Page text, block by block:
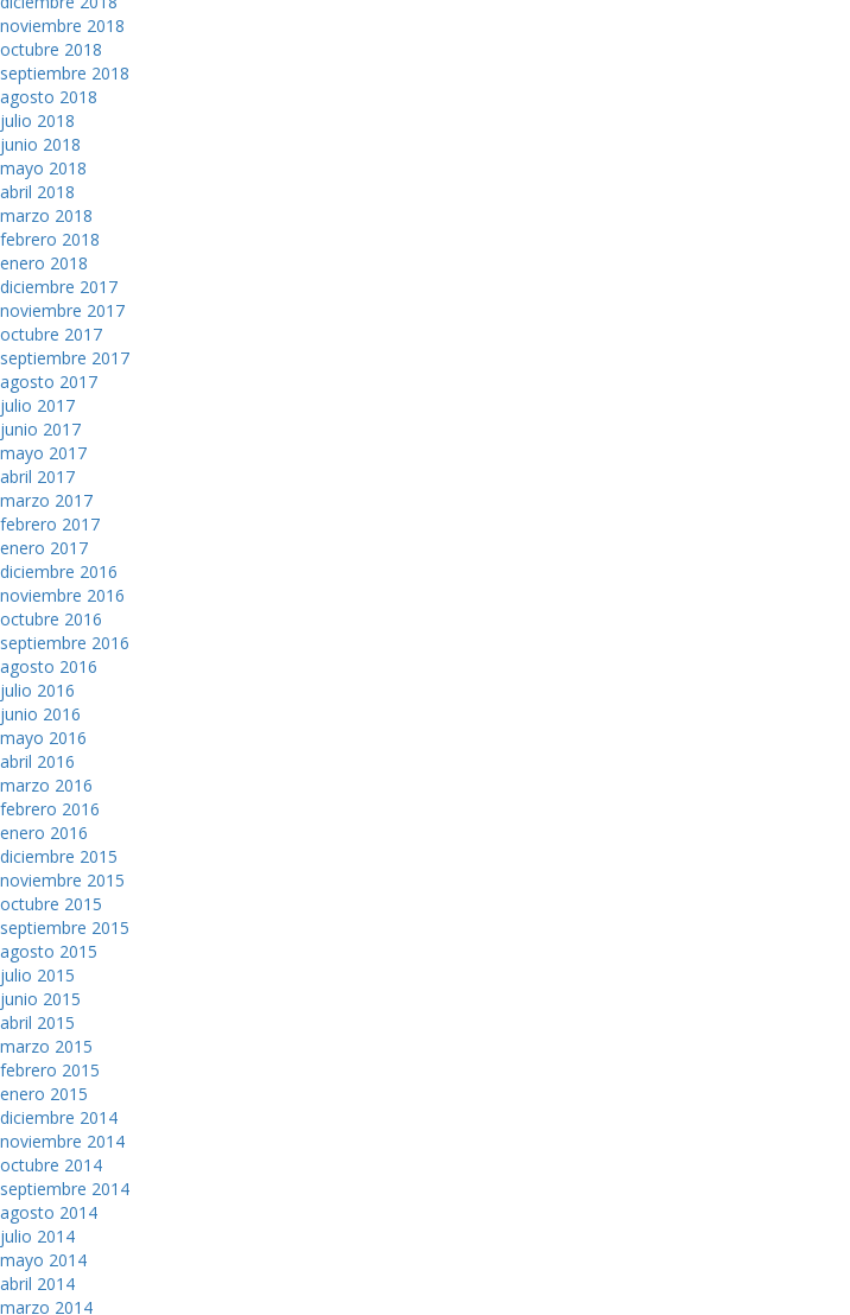
noviembre 2018
octubre 2018
septiembre 2018
agosto 2018
julio 2018
junio 2018
mayo 2018
abril 2018
marzo 2018
febrero 2018
enero 2018
diciembre 2017
noviembre 2017
octubre 2017
septiembre 2017
agosto 2017
julio 2017
junio 2017
mayo 2017
abril 2017
marzo 2017
febrero 2017
enero 2017
diciembre 2016
noviembre 2016
octubre 2016
septiembre 2016
agosto 2016
julio 2016
junio 2016
mayo 2016
abril 2016
marzo 2016
febrero 2016
enero 2016
diciembre 2015
noviembre 2015
octubre 2015
septiembre 2015
agosto 2015
julio 2015
junio 2015
abril 2015
marzo 2015
febrero 2015
enero 2015
diciembre 2014
noviembre 2014
octubre 2014
septiembre 2014
agosto 2014
julio 2014
mayo 2014
abril 2014
marzo 2014